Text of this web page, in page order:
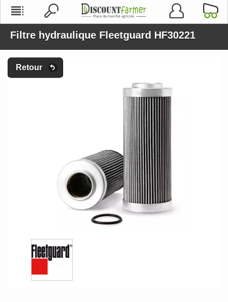
Filtre hydraulique Fleetguard HF30221
Retour